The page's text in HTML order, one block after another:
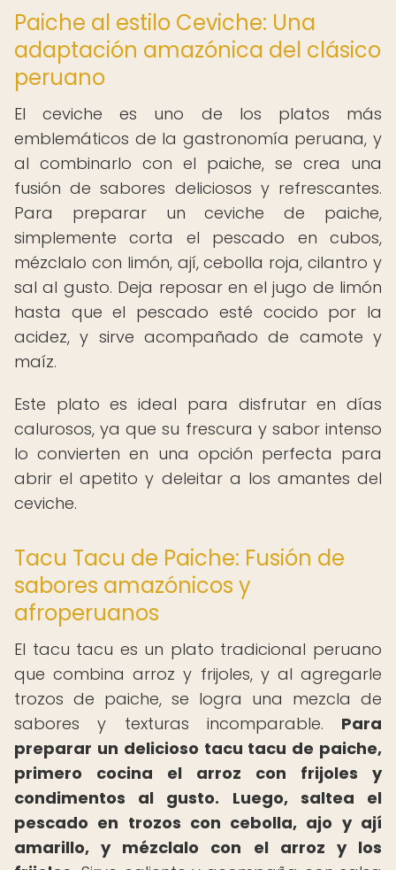
Paiche al estilo Ceviche: Una
adaptación amazónica del clásico
peruano
El ceviche es uno de los platos más
emblemáticos de la gastronomía peruana, y
al combinarlo con el paiche, se crea una
fusión de sabores deliciosos y refrescantes.
Para preparar un ceviche de paiche,
simplemente corta el pescado en cubos,
mézclalo con limón, ají, cebolla roja, cilantro y
sal al gusto. Deja reposar en el jugo de limón
hasta que el pescado esté cocido por la
acidez, y sirve acompañado de camote y
maíz.
Este plato es ideal para disfrutar en días
calurosos, ya que su frescura y sabor intenso
lo convierten en una opción perfecta para
abrir el apetito y deleitar a los amantes del
ceviche.
Tacu Tacu de Paiche: Fusión de
sabores amazónicos y
afroperuanos
El tacu tacu es un plato tradicional peruano
que combina arroz y frijoles, y al agregarle
trozos de paiche, se logra una mezcla de
sabores y texturas incomparable. Para
preparar un delicioso tacu tacu de paiche,
primero cocina el arroz con frijoles y
condimentos al gusto.
Luego, saltea el
pescado en trozos con cebolla, ajo y ají
amarillo, y mézclalo con el arroz y los